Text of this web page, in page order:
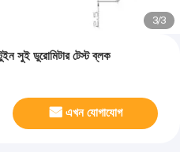
1/3
সুই ডুরোমিটার টেস্ট ব্লক
এখন যোগাযোগ